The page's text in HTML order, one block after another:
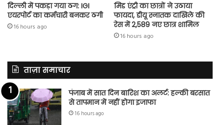
दिल्ली में पकड़ा गया ठग: IGI
एयरपोर्ट का कर्मचारी बनकर ठगी
16 hours ago
मिड एंट्री का छात्रों ने उठाया
फायदा, डीयू स्नातक दाखिले की
रेस में 2,589 नए छात्र शामिल
16 hours ago
ताज़ा समाचार
पंजाब में सात दिन बारिश का अलर्ट: हल्की बरसात
से तापमान में नहीं होगा इजाफा
16 hours ago